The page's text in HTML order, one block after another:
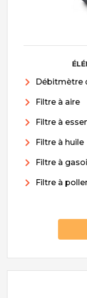
Débitmètre
Filtre à aire
Filtre à
Filtre à huile
Filtre à
Filtre à